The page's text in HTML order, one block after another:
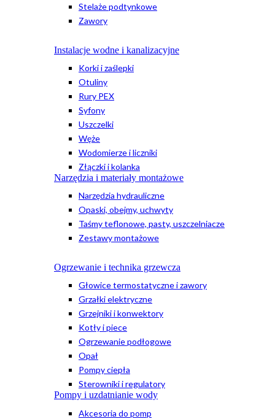
Stelaże podtynkowe
Zawory
Instalacje wodne i kanalizacyjne
Korki i zaślepki
Otuliny
Rury PEX
Syfony
Uszczelki
Węże
Wodomierze i liczniki
Złączki i kolanka
Narzędzia i materiały montażowe
Narzędzia hydrauliczne
Opaski, obejmy, uchwyty
Taśmy teflonowe, pasty, uszczelniacze
Zestawy montażowe
Ogrzewanie i technika grzewcza
Głowice termostatyczne i zawory
Grzałki elektryczne
Grzejniki i konwektory
Kotły i piece
Ogrzewanie podłogowe
Opał
Pompy ciepła
Sterowniki i regulatory
Pompy i uzdatnianie wody
Akcesoria do pomp